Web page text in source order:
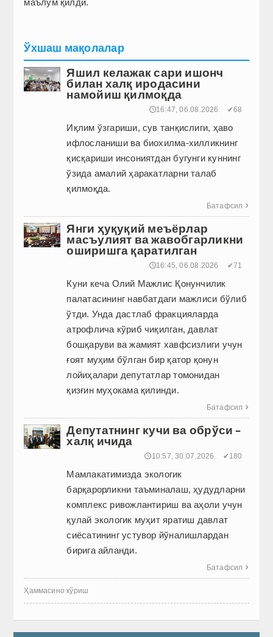
Ўхшаш мақолалар
Яшил келажак сари ишонч
билан халқ иродасини
намойиш қилмоқда
🕔16:47, 06.08.2026 ✔68
Иқлим ўзгариши, сув танқислиги, ҳаво
ифлосланиши ва биохилма-хилликнинг
қисқариши инсониятдан бугунги куннинг
ўзида амалий ҳаракатларни талаб
қилмоқда.
Батафсил 
Янги ҳуқуқий меъёрлар
масъулият ва жавобгарликни
оширишга қаратилган
🕔16:45, 06.08.2026 ✔71
Куни кеча Олий Мажлис Қонунчилик
палатасининг навбатдаги мажлиси бўлиб
ўтди. Унда дастлаб фракцияларда
атрофлича кўриб чиқилган, давлат
бошқаруви ва жамият хавфсизлиги учун
ғоят муҳим бўлган бир қатор қонун
лойиҳалари депутатлар томонидан
қизғин муҳокама қилинди.
Батафсил 
Депутатнинг кучи ва обрўси –
халқ ичида
🕔10:57, 30.07.2026 ✔180
Мамлакатимизда экологик
барқарорликни таъминалаш, ҳудудларни
комплекс ривожлантириш ва аҳоли учун
қулай экологик муҳит яратиш давлат
сиёсатининг устувор йўналишлардан
бирига айланди.
Батафсил 
Ҳаммасино кўриш